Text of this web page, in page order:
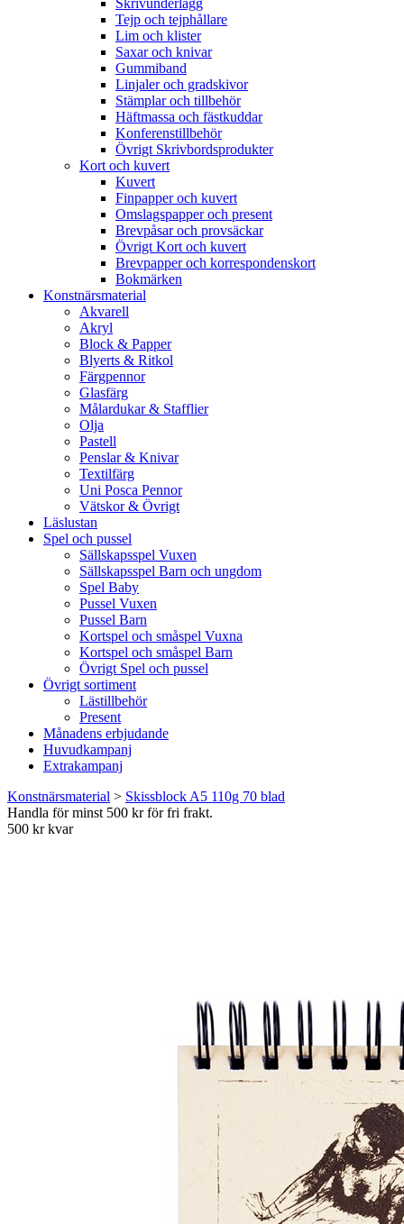
Skrivunderlägg
Tejp och tejphållare
Lim och klister
Saxar och knivar
Gummiband
Linjaler och gradskivor
Stämplar och tillbehör
Häftmassa och fästkuddar
Konferenstillbehör
Övrigt Skrivbordsprodukter
Kort och kuvert
Kuvert
Finpapper och kuvert
Omslagspapper och present
Brevpåsar och provsäckar
Övrigt Kort och kuvert
Brevpapper och korrespondenskort
Bokmärken
Konstnärsmaterial
Akvarell
Akryl
Block & Papper
Blyerts & Ritkol
Färgpennor
Glasfärg
Målardukar & Stafflier
Olja
Pastell
Penslar & Knivar
Textilfärg
Uni Posca Pennor
Vätskor & Övrigt
Läslustan
Spel och pussel
Sällskapsspel Vuxen
Sällskapsspel Barn och ungdom
Spel Baby
Pussel Vuxen
Pussel Barn
Kortspel och småspel Vuxna
Kortspel och småspel Barn
Övrigt Spel och pussel
Övrigt sortiment
Lästillbehör
Present
Månadens erbjudande
Huvudkampanj
Extrakampanj
Konstnärsmaterial > Skissblock A5 110g 70 blad
Handla för minst 500 kr för fri frakt.
500 kr kvar